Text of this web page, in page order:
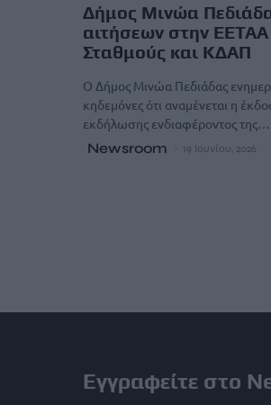
Δήμος Μινώα
αιτήσεων στην ΕΕΤΑΑ
Σταθμούς και ΚΔΑΠ
Ο Δήμος Μινώα Πεδιάδας
κηδεμόνες ότι αναμένεται η
εκδήλωσης ενδιαφέροντος της…
Newsroom 19 Ιουνίου, 2026
Εγγραφείτε στο